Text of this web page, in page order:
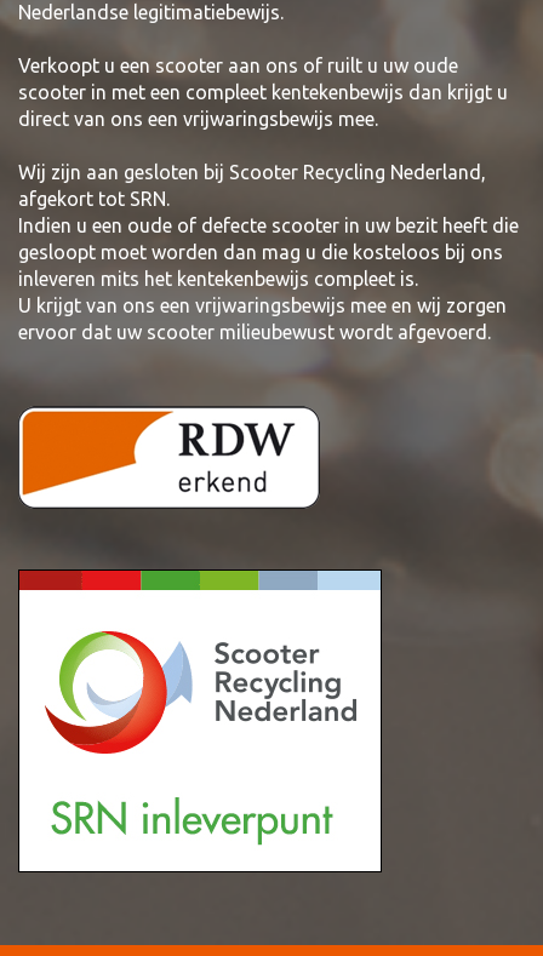
Nederlandse legitimatiebewijs.
Verkoopt u een scooter aan ons of ruilt u uw oude
scooter in met een compleet kentekenbewijs dan krijgt u
direct van ons een vrijwaringsbewijs mee.
Wij zijn aan gesloten bij Scooter Recycling Nederland,
afgekort tot SRN.
Indien u een oude of defecte scooter in uw bezit heeft die
gesloopt moet worden dan mag u die kosteloos bij ons
inleveren mits het kentekenbewijs compleet is.
U krijgt van ons een vrijwaringsbewijs mee en wij zorgen
ervoor dat uw scooter milieubewust wordt afgevoerd.